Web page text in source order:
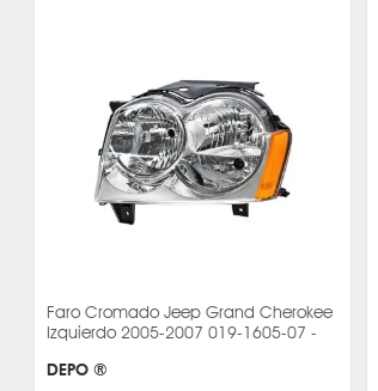
Faro Cromado Jeep Grand Cherokee
Izquierdo 2005-2007 019-1605-07 -
DEPO ®